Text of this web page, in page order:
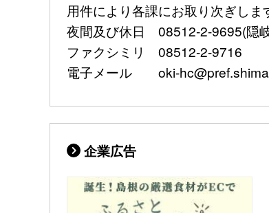
用件により各課にお取り次ぎしま
夜間及び休日 08512-2-9695(隠
ファクシミリ 08512-2-9716
電子メール oki-
企業広告